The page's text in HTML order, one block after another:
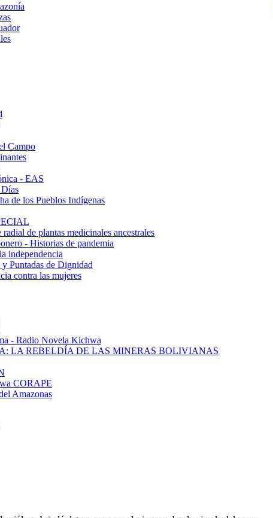
Campo
- EAS
de los Pueblos Indígenas
de plantas medicinales ancestrales
- Historias de pandemia
independencia
Puntadas de Dignidad
contra las mujeres
- Radio Novela Kichwa
LA REBELDÍA DE LAS MINERAS BOLIVIANAS
CORAPE
Amazonas